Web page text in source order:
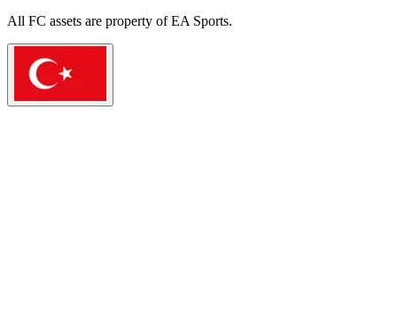
All FC assets are property of EA Sports.